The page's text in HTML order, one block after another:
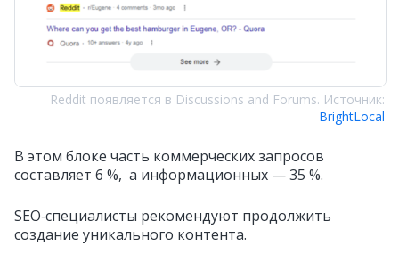
Reddit появляется в Discussions and Forums. Источник:
BrightLocal
В этом блоке часть коммерческих запросов
составляет 6 %, а информационных — 35 %.
SEO‑специалисты рекомендуют продолжить
создание уникального контента.